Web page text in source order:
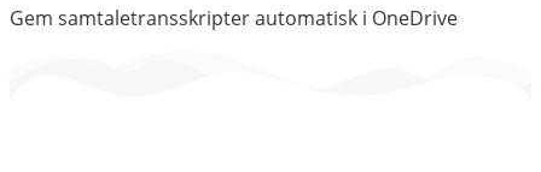
Gem samtaletransskripter automatisk i OneDrive